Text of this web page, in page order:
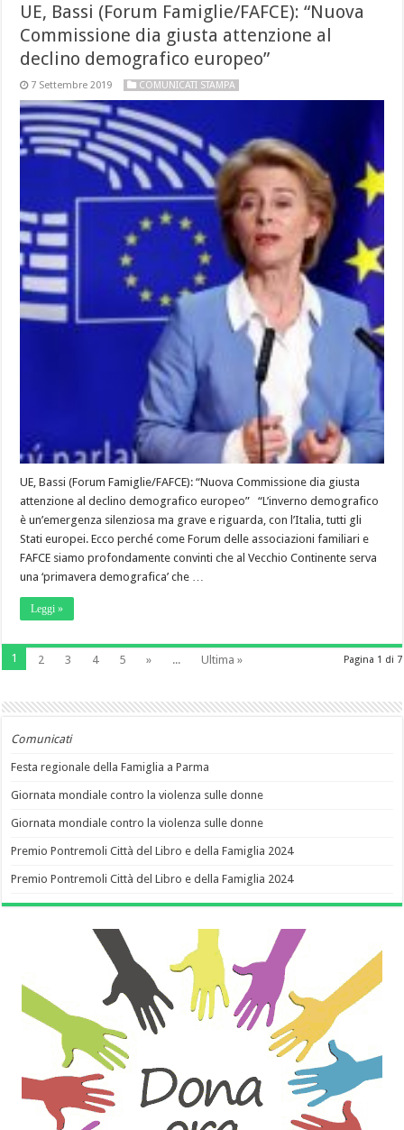
UE, Bassi (Forum Famiglie/FAFCE): “Nuova
Commissione dia giusta attenzione al
declino demografico europeo”
7 Settembre 2019 COMUNICATI STAMPA
UE, Bassi (Forum Famiglie/FAFCE): “Nuova Commissione dia giusta
attenzione al declino demografico europeo” “L’inverno demografico
è un’emergenza silenziosa ma grave e riguarda, con l’Italia, tutti gli
Stati europei. Ecco perché come Forum delle associazioni familiari e
FAFCE siamo profondamente convinti che al Vecchio Continente serva
una ‘primavera demografica’ che …
Leggi »
Pagina 1 di 7
1 2 3 4 5 » ... Ultima »
Comunicati
Festa regionale della Famiglia a Parma
Giornata mondiale contro la violenza sulle donne
Giornata mondiale contro la violenza sulle donne
Premio Pontremoli Città del Libro e della Famiglia 2024
Premio Pontremoli Città del Libro e della Famiglia 2024